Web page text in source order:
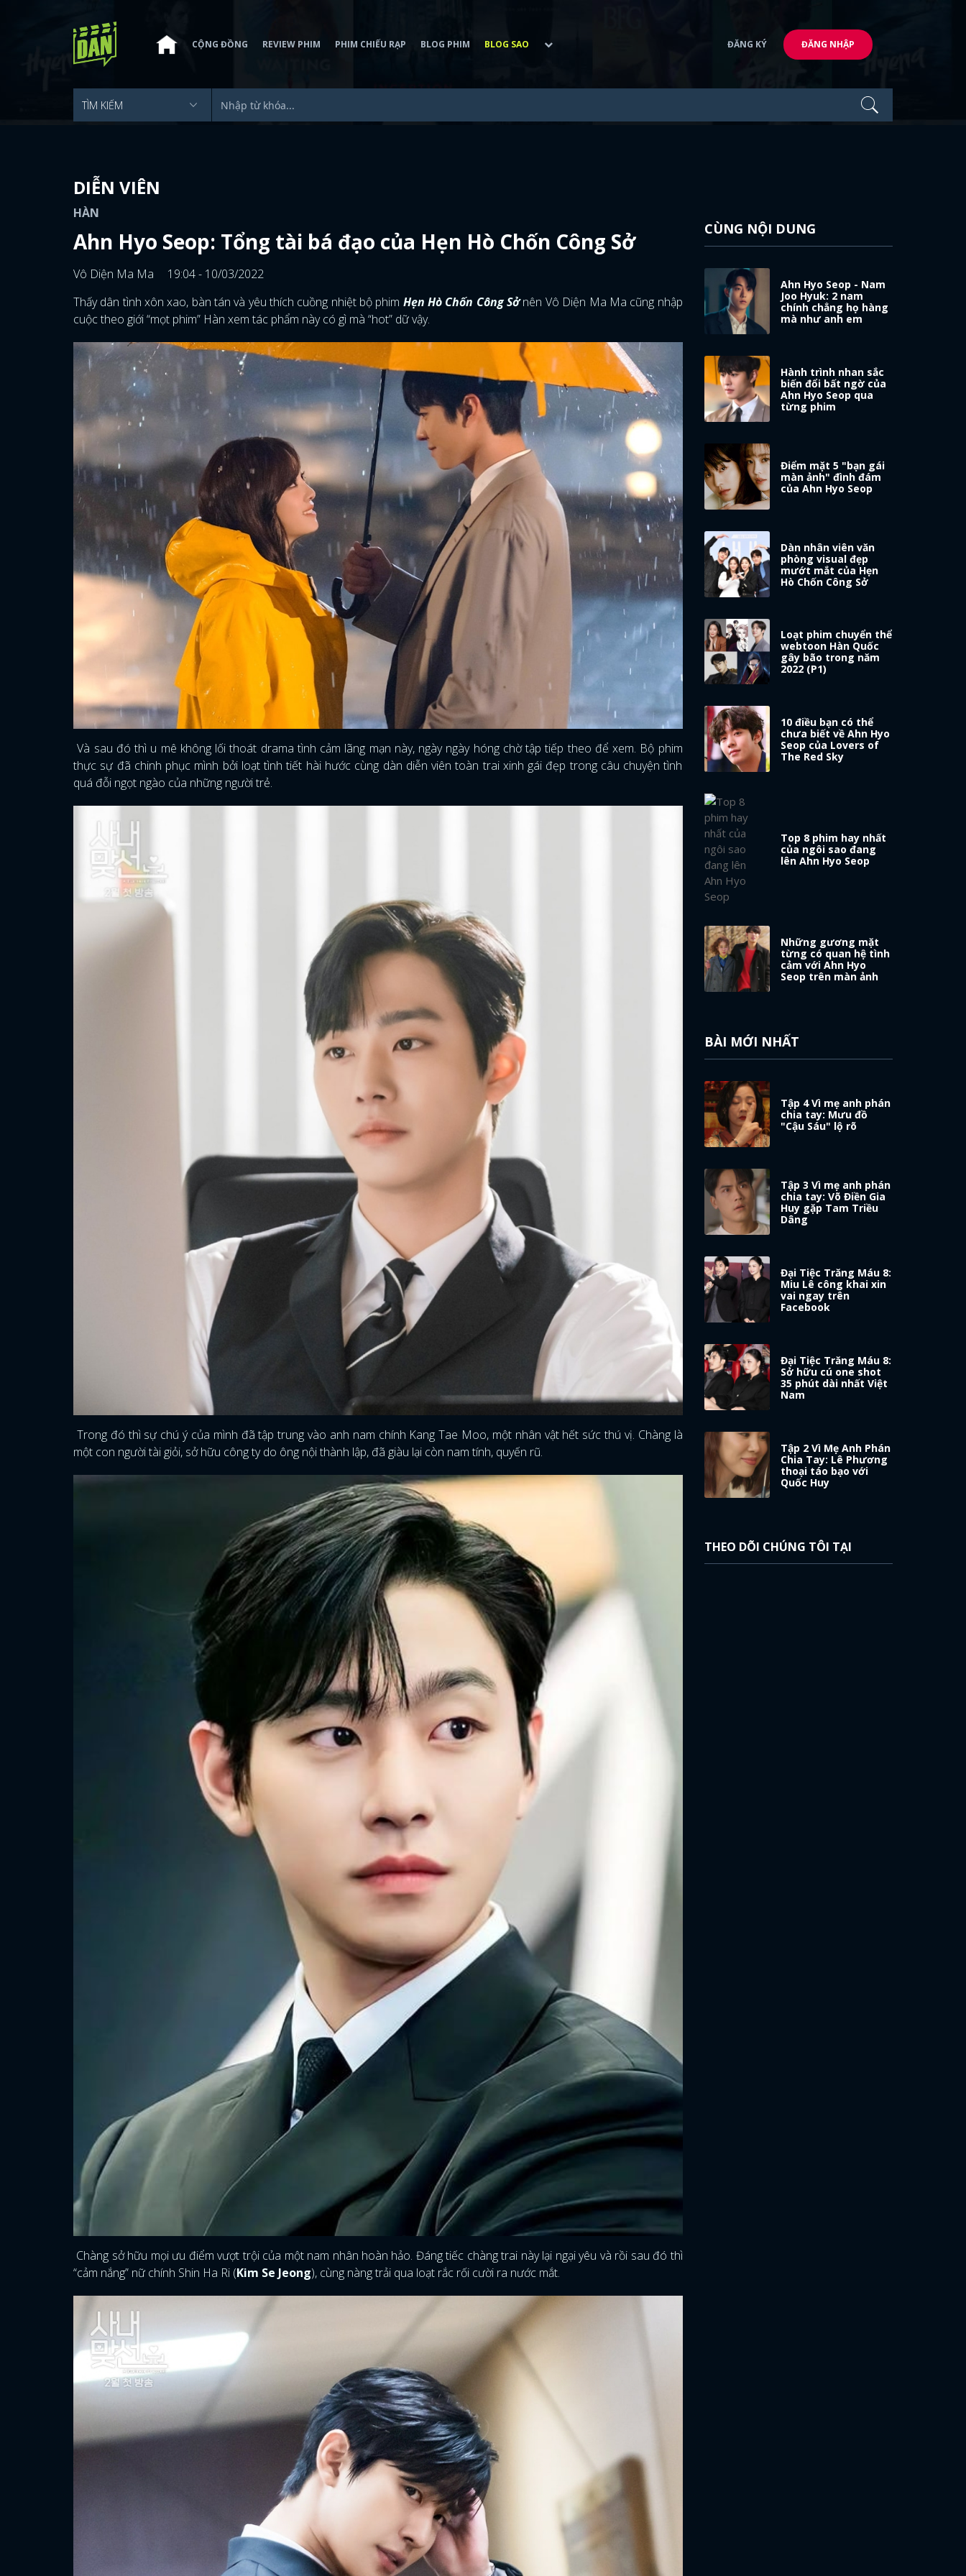
ĐĂNG NHẬP
FACEBOOK GOOGLE
CỘNG ĐỒNG REVIEW PHIM PHIM CHIẾU RẠP BLOG PHIM BLOG SAO ĐĂNG KÝ ĐĂNG NHẬP
DIỄN VIÊN
HÀN
Ahn Hyo Seop: Tổng tài bá đạo của Hẹn Hò Chốn Công Sở
Vô Diện Ma Ma
19:04 - 10/03/2022
Thấy dân tình xôn xao, bàn tán và yêu thích cuồng nhiệt bộ phim Hẹn Hò Chốn Công Sởnên Vô Diện Ma Ma cũng nhập
cuộc theo giới “mọt phim” Hàn xem tác phẩm này có gì mà “hot” dữ vậy.
Và sau đó thì u mê không lối thoát drama tình cảm lãng mạn này, ngày ngày hóng chờ tập tiếp theo để xem. Bộ phim
thực sự đã chinh phục mình bởi loạt tình tiết hài hước cùng dàn diễn viên toàn trai xinh gái đẹp trong câu chuyện tình
quá đỗi ngọt ngào của những người trẻ.
Trong đó thì sự chú ý của mình đã tập trung vào anh nam chính Kang Tae Moo, một nhân vật hết sức thú vị. Chàng là
một con người tài giỏi, sở hữu công ty do ông nội thành lập, đã giàu lại còn nam tính, quyến rũ.
Chàng sở hữu mọi ưu điểm vượt trội của một nam nhân hoàn hảo. Đáng tiếc chàng trai này lại ngại yêu và rồi sau đó thì
“cảm nắng” nữ chính Shin Ha Ri (Kim Se Jeong), cùng nàng trải qua loạt rắc rối cười ra nước mắt.
CÙNG NỘI DUNG
Ahn Hyo Seop - Nam
Joo Hyuk: 2 nam
chính chẳng họ hàng
mà như anh em
Hành trình nhan sắc
biến đổi bất ngờ của
Ahn Hyo Seop qua
từng phim
Điểm mặt 5 "bạn gái
màn ảnh" đình đám
của Ahn Hyo Seop
Dàn nhân viên văn
phòng visual đẹp
mướt mắt của Hẹn
Hò Chốn Công Sở
Loạt phim chuyển thể
webtoon Hàn Quốc
gây bão trong năm
2022 (P1)
10 điều bạn có thể
chưa biết về Ahn Hyo
Seop của Lovers of
The Red Sky
Top 8 phim hay nhất
của ngôi sao đang
lên Ahn Hyo Seop
Những gương mặt
từng có quan hệ tình
cảm với Ahn Hyo
Seop trên màn ảnh
BÀI MỚI NHẤT
Tập 4 Vì mẹ anh phán
chia tay: Mưu đồ
"Cậu Sáu" lộ rõ
Tập 3 Vì mẹ anh phán
chia tay: Võ Điền Gia
Huy gặp Tam Triều
Dâng
Đại Tiệc Trăng Máu 8:
Miu Lê công khai xin
vai ngay trên
Facebook
Đại Tiệc Trăng Máu 8:
Sở hữu cú one shot
35 phút dài nhất Việt
Nam
Tập 2 Vì Mẹ Anh Phán
Chia Tay: Lê Phương
thoại táo bạo với
Quốc Huy
THEO DÕI CHÚNG TÔI TẠI